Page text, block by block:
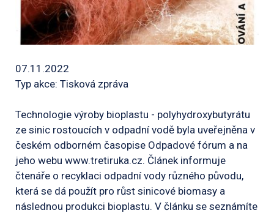
07.11.2022
Typ akce: Tisková zpráva
Technologie výroby bioplastu - polyhydroxybutyrátu
ze sinic rostoucích v odpadní vodě byla uveřejněna v
českém odborném časopise Odpadové fórum a na
jeho webu www.tretiruka.cz. Článek informuje
čtenáře o recyklaci odpadní vody různého původu,
která se dá použít pro růst sinicové biomasy a
následnou produkci bioplastu. V článku se seznámíte